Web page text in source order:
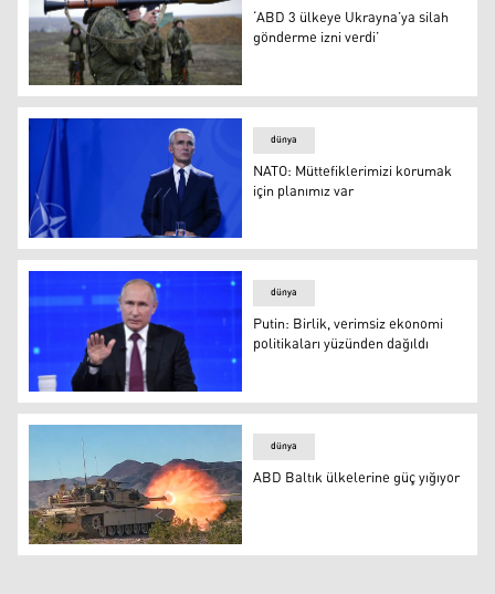
‘ABD 3 ülkeye Ukrayna’ya silah gönderme izni verdi’
‘ABD 3 ülkeye Ukrayna’ya silah
gönderme izni verdi’
NATO: Müttefiklerimizi korumak için planımız var
dünya
NATO: Müttefiklerimizi korumak
için planımız var
Putin: Birlik, verimsiz ekonomi politikaları yüzünden
dünya
Putin: Birlik, verimsiz ekonomi
politikaları yüzünden dağıldı
ABD Baltık ülkelerine güç yığıyor
dünya
ABD Baltık ülkelerine güç yığıyor